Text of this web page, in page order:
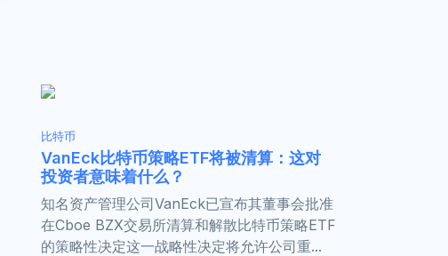
比特币
VanEck比特币策略ETF将被清算：这对
投资者意味着什么？
知名资产管理公司VanEck已宣布其董事会批准
在Cboe BZX交易所清算和解散比特币策略ETF
的策略性决定这一战略性决定将允许公司重...